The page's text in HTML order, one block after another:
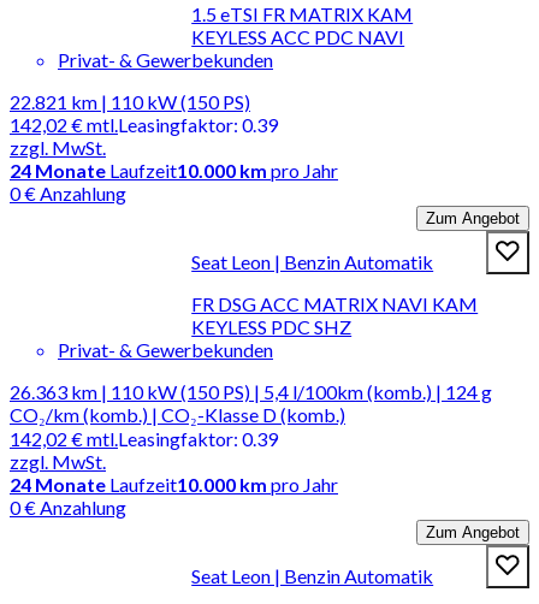
1.5 eTSI FR MATRIX KAM
KEYLESS ACC PDC NAVI
Privat- & Gewerbekunden
22.821 km | 110 kW (150 PS)
142,02 €mtl.
zzgl. MwSt.
Leasingfaktor: 0.39
24 Monate Laufzeit10.000 km pro Jahr
0 € Anzahlung
Zum Angebot
Seat Leon | Benzin Automatik
FR DSG ACC MATRIX NAVI KAM
KEYLESS PDC SHZ
Privat- & Gewerbekunden
26.363 km | 110 kW (150 PS) | 5,4 l/100km (komb.) | 124 g
CO₂/km (komb.) | CO₂-Klasse D (komb.)
142,02 €mtl.
zzgl. MwSt.
Leasingfaktor: 0.39
24 Monate Laufzeit10.000 km pro Jahr
0 € Anzahlung
Zum Angebot
Seat Leon | Benzin Automatik